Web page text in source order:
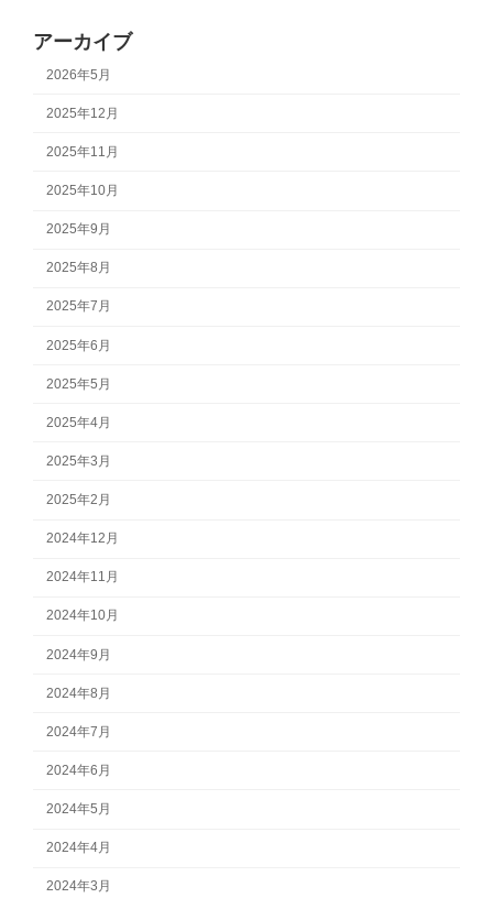
アーカイブ
2026年5月
2025年12月
2025年11月
2025年10月
2025年9月
2025年8月
2025年7月
2025年6月
2025年5月
2025年4月
2025年3月
2025年2月
2024年12月
2024年11月
2024年10月
2024年9月
2024年8月
2024年7月
2024年6月
2024年5月
2024年4月
2024年3月